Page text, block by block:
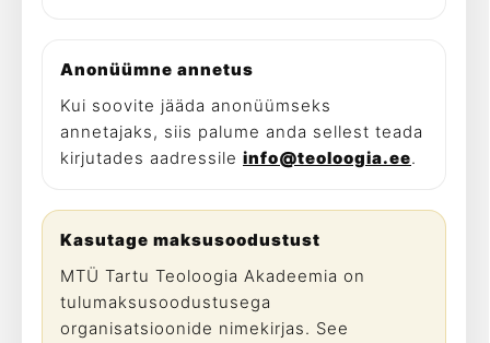
Anonüümne annetus
Kui soovite jääda anonüümseks
annetajaks, siis palume anda sellest teada
kirjutades aadressile info@teoloogia.ee.
Kasutage maksusoodustust
MTÜ Tartu Teoloogia Akadeemia on
tulumaksusoodustusega
organisatsioonide nimekirjas. See